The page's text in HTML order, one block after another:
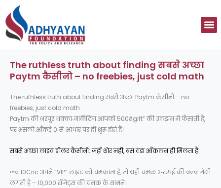
to
content
The ruthless truth about finding सबसे अच्छा
Paytm कैसीनो – no freebies, just cold math
The ruthless truth about finding सबसे अच्छा Paytm कैसीनो – no
freebies, just cold math
Paytm की भरपूर धक्का‑मार्केटिंग आपको 500₹ “gift” की उलझन में फँसाती है,
पर असली आँकड़े 0‑से‑आधार पर ही शुरू होते हैं।
सबसे अच्छा लाइव डीलर कैसीनो: जहाँ शोर नहीं, बस ठंडा आँकलन ही मिलता है
जब 10Cric अपने “VIP” लाइट को चमकाता है, तो यही चमक 2‑रुपई की बल्ब जैसी
लगती है – 10,000 रॉजेट्स की चमक के सामने।